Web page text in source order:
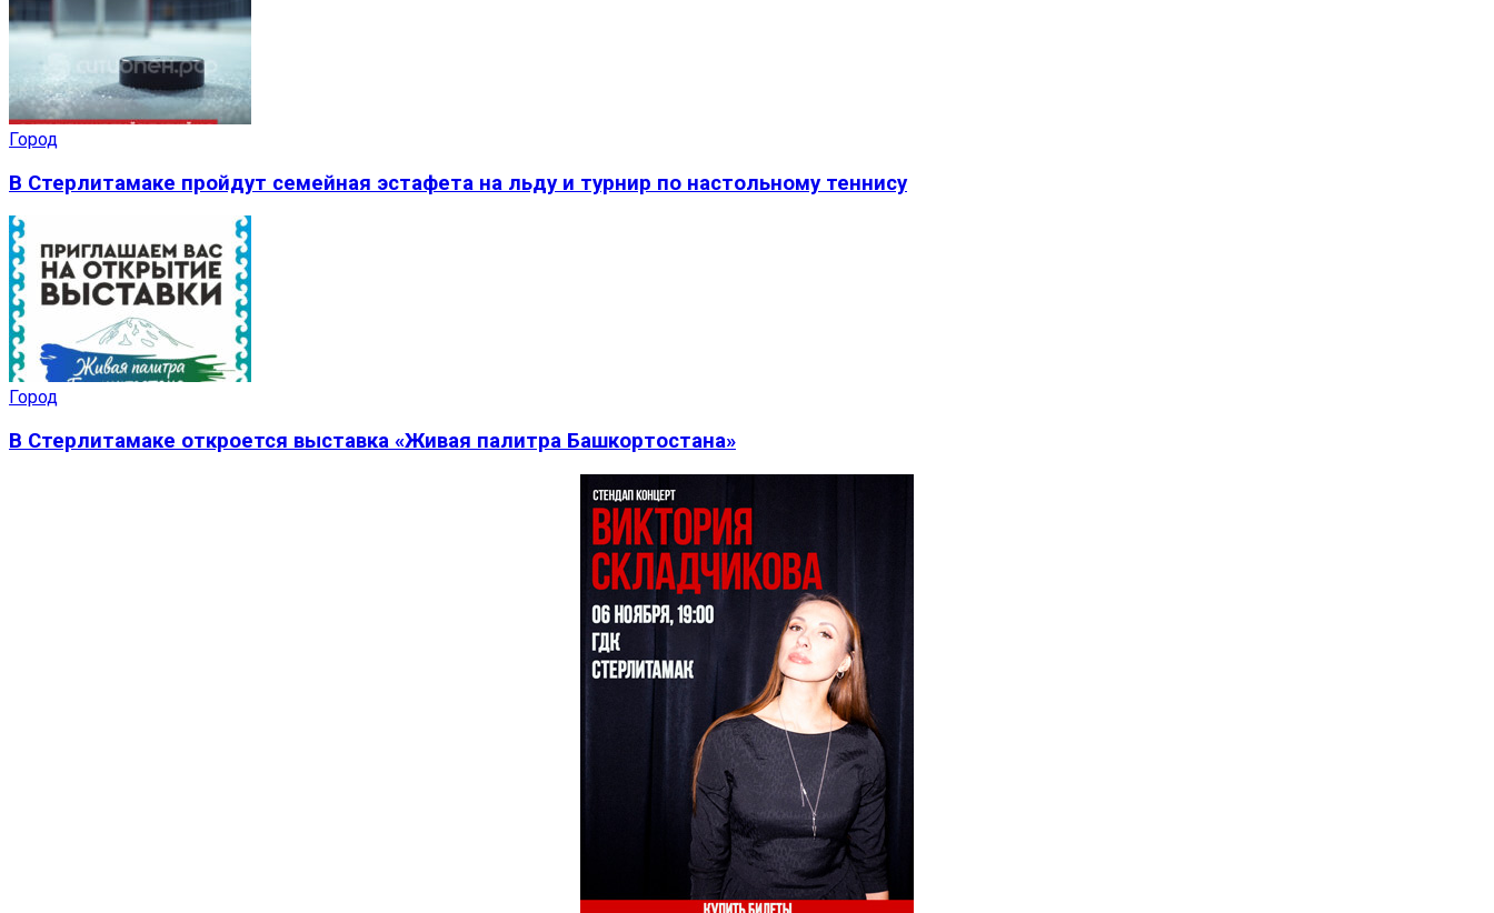
Город
В Стерлитамаке пройдут семейная эстафета на льду и турнир по настольному теннису
Город
В Стерлитамаке откроется выставка «Живая палитра Башкортостана»